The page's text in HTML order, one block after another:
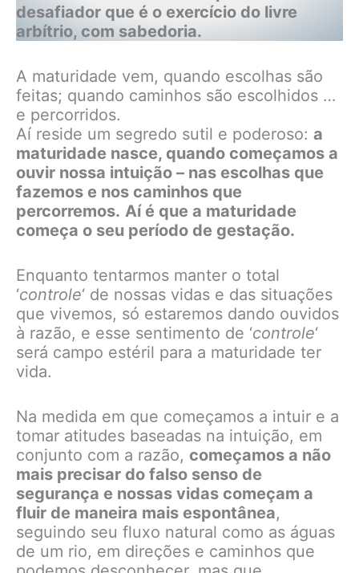
desafiador que é o exercício do livre
arbítrio, com sabedoria.
A maturidade vem, quando escolhas são
feitas; quando caminhos são escolhidos …
e percorridos.
Aí reside um segredo sutil e poderoso: a
maturidade nasce, quando começamos a
ouvir nossa intuição – nas escolhas que
fazemos e nos caminhos que
percorremos. Aí é que a maturidade
começa o seu período de gestação.
Enquanto tentarmos manter o total
‘controle‘ de nossas vidas e das situações
que vivemos, só estaremos dando ouvidos
à razão, e esse sentimento de ‘controle‘
será campo estéril para a maturidade ter
vida.
Na medida em que começamos a intuir e a
tomar atitudes baseadas na intuição, em
conjunto com a razão, começamos a não
mais precisar do falso senso de
segurança e nossas vidas começam a
fluir de maneira mais espontânea,
seguindo seu fluxo natural como as águas
de um rio, em direções e caminhos que